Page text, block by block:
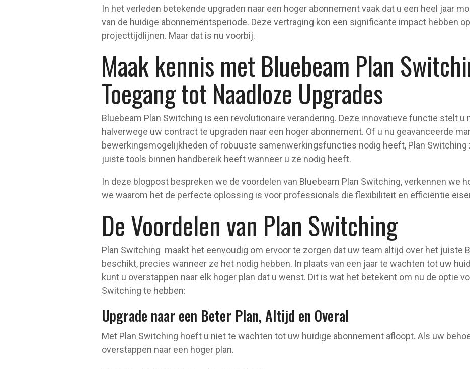
In het verleden betekende upgraden naar een hoger abonnement vaak dat u een heel jaar
van de huidige abonnementsperiode. Deze vertraging kon een significante impact hebben
projecttijdlijnen. Maar dat is nu voorbij.
Maak kennis met Bluebeam Plan
Toegang tot Naadloze Upgrades
Bluebeam Plan Switching is een revolutionaire verandering. Deze innovatieve functie stelt u
halverwege uw contract te upgraden naar een hoger abonnement. Of u nu geavanceerde
bewerkingsmogelijkheden of robuuste samenwerkingsfuncties nodig heeft, Plan Switching
juiste tools binnen handbereik heeft wanneer u ze nodig heeft.
In deze blogpost bespreken we de voordelen van Bluebeam Plan Switching, verkennen we
we waarom het de perfecte oplossing is voor professionals die flexibiliteit en efficiëntie
De Voordelen van Plan Switching
Plan Switching maakt het eenvoudig om ervoor te zorgen dat uw team altijd over het juiste
beschikt, precies wanneer ze het nodig hebben. In plaats van een jaar te wachten tot uw
kunt u overstappen naar elk hoger plan dat u wenst. Dit is wat het betekent om nu de optie
Switching te hebben:
Upgrade naar een Beter Plan, Altijd en Overal
Met Plan Switching hoeft u niet te wachten tot uw huidige abonnement afloopt. Als uw
overstappen naar een hoger plan.